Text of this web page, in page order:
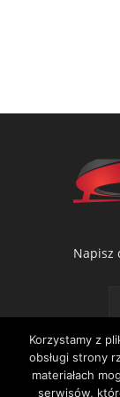
Napisz
Korzystamy z
obsługi strony
materiałach
serwisów,